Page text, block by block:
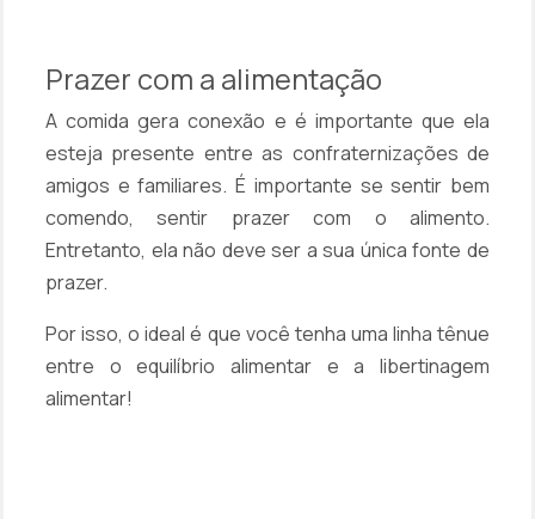
Prazer com a alimentação
A comida gera conexão e é importante que ela
esteja presente entre as confraternizações de
amigos e familiares. É importante se sentir bem
comendo, sentir prazer com o alimento.
Entretanto, ela não deve ser a sua única fonte de
prazer.
Por isso, o ideal é que você tenha uma linha tênue
entre o equilíbrio alimentar e a libertinagem
alimentar!